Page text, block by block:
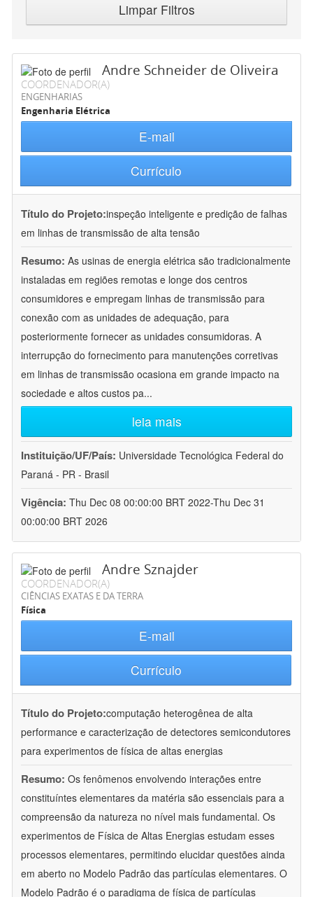
Limpar Filtros
Andre Schneider de Oliveira
COORDENADOR(A)
ENGENHARIAS
Engenharia Elétrica
E-mail
Currículo
Título do Projeto:inspeção inteligente e predição de falhas
em linhas de transmissão de alta tensão
Resumo: As usinas de energia elétrica são tradicionalmente
instaladas em regiões remotas e longe dos centros
consumidores e empregam linhas de transmissão para
conexão com as unidades de adequação, para
posteriormente fornecer as unidades consumidoras. A
interrupção do fornecimento para manutenções corretivas
em linhas de transmissão ocasiona em grande impacto na
sociedade e altos custos pa...
leia mais
Instituição/UF/País: Universidade Tecnológica Federal do
Paraná - PR - Brasil
Vigência: Thu Dec 08 00:00:00 BRT 2022-Thu Dec 31
00:00:00 BRT 2026
Andre Sznajder
COORDENADOR(A)
CIÊNCIAS EXATAS E DA TERRA
Física
E-mail
Currículo
Título do Projeto:computação heterogênea de alta
performance e caracterização de detectores semicondutores
para experimentos de física de altas energias
Resumo: Os fenômenos envolvendo interações entre
constituíntes elementares da matéria são essenciais para a
compreensão da natureza no nível mais fundamental. Os
experimentos de Física de Altas Energias estudam esses
processos elementares, permitindo elucidar questões ainda
em aberto no Modelo Padrão das partículas elementares. O
Modelo Padrão é o paradigma de física de partículas